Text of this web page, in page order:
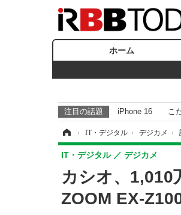
ホーム
注目の話題 iPhone 16 こ
› IT・デジタル › デジカメ ›
カシオ、1,010
ZOOM EX-
IT・デジタル デジカメ